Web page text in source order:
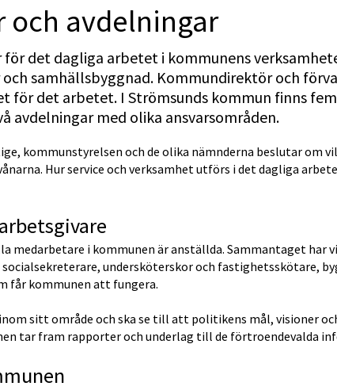
och avdelningar
det dagliga arbetet i kommunens
samhällsbyggnad. Kommundirektör och
för det arbetet. I Strömsunds kommun finns
avdelningar med olika ansvarsområden.
kommunstyrelsen och de olika nämnderna beslutar om
Hur service och verksamhet utförs i det dagliga
medarbetare i kommunen är anställda. Sammantaget har
socialsekreterare, undersköterskor och fastighetsskötare,
får kommunen att fungera.
sitt område och ska se till att politikens mål, visioner
tar fram rapporter och underlag till de förtroendevalda